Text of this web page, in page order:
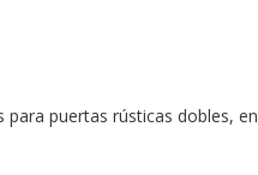
puertas rústicas dobles, en